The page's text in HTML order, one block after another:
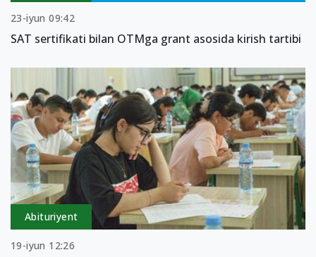
23-iyun 09:42
SAT sertifikati bilan OTMga grant asosida kirish tartibi
Abituriyent
19-iyun 12:26